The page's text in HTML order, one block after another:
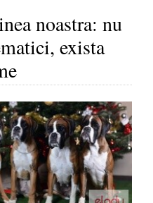
noastra: nu
exista